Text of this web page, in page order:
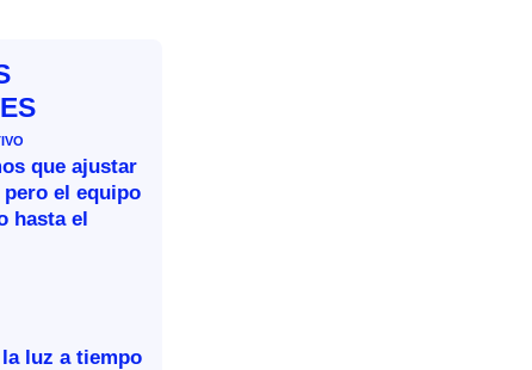
que ajustar
el equipo
hasta el
luz a tiempo